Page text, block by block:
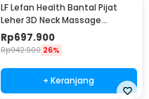
LF Lefan Health Bantal Pijat
Leher 3D Neck Massage
Kneading Heating - LF-YK006
Rp697.900
Rp942.900 26%
+ Keranjang